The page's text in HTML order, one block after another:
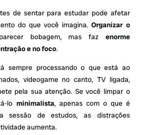
de sentar para estudar pode afetar
do que você imagina.Organizar o
bobagem, mas faz enorme
e no foco.
sempre processando o que está ao
videogame no canto, TV ligada,
pela sua atenção. Se você limpar o
lo minimalista, apenas com o que é
sessão de estudos, as distrações
aumenta.